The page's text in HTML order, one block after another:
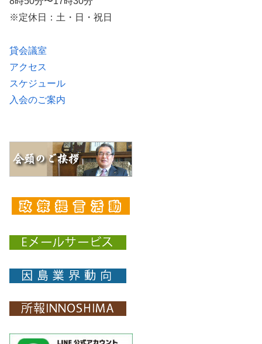
※定休日：土・日・祝日
貸会議室
アクセス
スケジュール
入会のご案内